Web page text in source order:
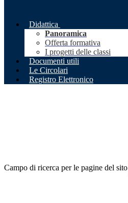
Didattica
Panoramica
Offerta formativa
I progetti delle classi
Documenti utili
Le Circolari
Registro Elettronico
Campo di ricerca per le pagine del sito